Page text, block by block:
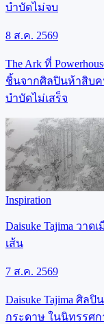
บำบัดไม่จบ
8 ส.ค. 2569
The Ark ที่
ชิ้นจากศิลปินห้าสิบค
บำบัดไม่เสร็จ
Inspiration
Daisuke Tajima วา
เส้น
7 ส.ค. 2569
Daisuke Tajima ศิ
กระดาษ ในนิทรรศก